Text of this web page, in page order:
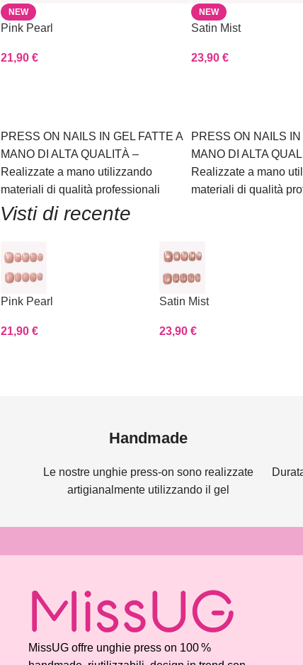
NEW
Pink Pearl
21,90 €
PRESS ON NAILS IN GEL FATTE A
MANO DI ALTA QUALITÀ –
Realizzate a mano utilizzando
materiali di qualità professionali
NEW
Satin Mist
23,90 €
PRESS ON NAILS IN
MANO DI ALTA
Realizzate a mano
materiali di qualità
Visti di recente
Pink Pearl
21,90 €
Satin Mist
23,90 €
Handmade
Le nostre unghie press-on sono realizzate
artigianalmente utilizzando il gel
MissUG offre unghie press on 100 %